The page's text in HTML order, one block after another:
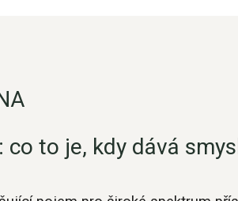
to je, kdy dává